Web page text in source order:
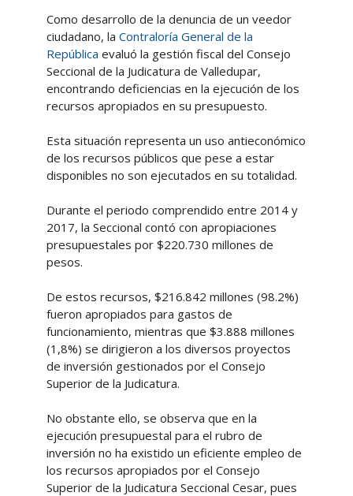
Como desarrollo de la denuncia de un veedor
ciudadano, la Contraloría General de la
República evaluó la gestión fiscal del Consejo
Seccional de la Judicatura de Valledupar,
encontrando deficiencias en la ejecución de los
recursos apropiados en su presupuesto.
Esta situación representa un uso antieconómico
de los recursos públicos que pese a estar
disponibles no son ejecutados en su totalidad.
Durante el periodo comprendido entre 2014 y
2017, la Seccional contó con apropiaciones
presupuestales por $220.730 millones de
pesos.
De estos recursos, $216.842 millones (98.2%)
fueron apropiados para gastos de
funcionamiento, mientras que $3.888 millones
(1,8%) se dirigieron a los diversos proyectos
de inversión gestionados por el Consejo
Superior de la Judicatura.
No obstante ello, se observa que en la
ejecución presupuestal para el rubro de
inversión no ha existido un eficiente empleo de
los recursos apropiados por el Consejo
Superior de la Judicatura Seccional Cesar, pues